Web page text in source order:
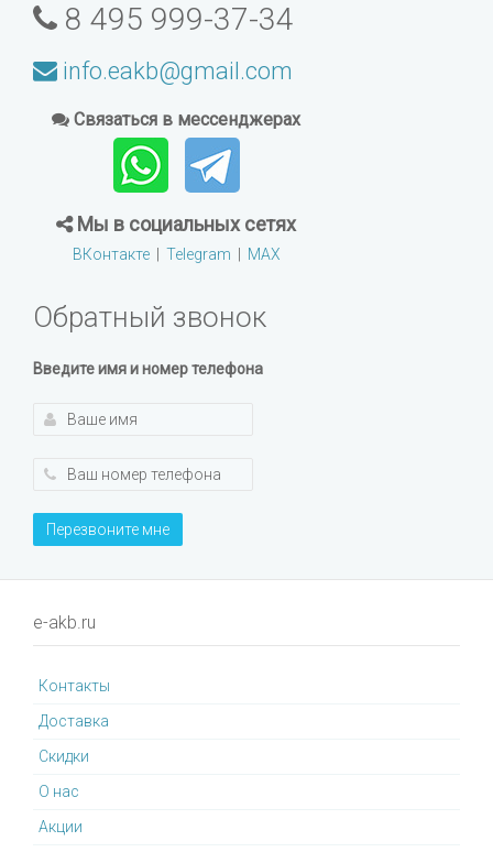
8 495 999-37-34
info.eakb@gmail.com
Связаться в мессенджерах
Мы в социальных сетях
ВКонтакте| Telegram | MAX
Обратный звонок
Введите имя и номер телефона
Перезвоните мне
e-akb.ru
Контакты
Доставка
Cкидки
О нас
Акции